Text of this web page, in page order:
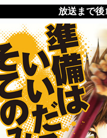
放送まで後